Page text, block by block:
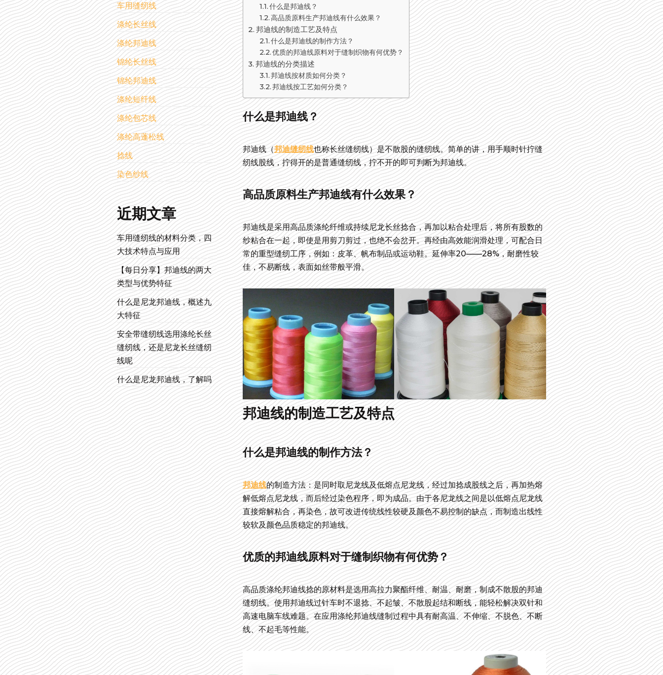
车用缝纫线
涤纶长丝线
涤纶邦迪线
锦纶长丝线
锦纶邦迪线
涤纶短纤线
涤纶包芯线
涤纶高蓬松线
捻线
染色纱线
近期文章
车用缝纫线的材料分类，四
大技术特点与应用
【每日分享】邦迪线的两大
类型与优势特征
什么是尼龙邦迪线，概述九
大特征
安全带缝纫线选用涤纶长丝
缝纫线，还是尼龙长丝缝纫
线呢
什么是尼龙邦迪线，了解吗
什么是邦迪线？
高品质原料生产邦迪线有什么效果？
邦迪线的制造工艺及特点
什么是邦迪线的制作方法？
优质的邦迪线原料对于缝制织物有何优势？
邦迪线的分类描述
邦迪线按材质如何分类？
邦迪线按工艺如何分类？
什么是邦迪线？
邦迪线（邦迪缝纫线也称长丝缝纫线）是不散股的缝纫线。简单的讲，用手顺时针拧缝
纫线股线，拧得开的是普通缝纫线，拧不开的即可判断为邦迪线。
高品质原料生产邦迪线有什么效果？
邦迪线是采用高品质涤纶纤维或持续尼龙长丝捻合，再加以粘合处理后，将所有股数的
纱粘合在一起，即使是用剪刀剪过，也绝不会岔开。再经由高效能润滑处理，可配合日
常的重型缝纫工序，例如：皮革、帆布制品或运动鞋。延伸率20——28%，耐磨性较
佳，不易断线，表面如丝带般平滑。
邦迪线的制造工艺及特点
什么是邦迪线的制作方法？
邦迪线的制造方法：是同时取尼龙线及低熔点尼龙线，经过加捻成股线之后，再加热熔
解低熔点尼龙线，而后经过染色程序，即为成品。由于各尼龙线之间是以低熔点尼龙线
直接熔解粘合，再染色，故可改进传统线性较硬及颜色不易控制的缺点，而制造出线性
较软及颜色品质稳定的邦迪线。
优质的邦迪线原料对于缝制织物有何优势？
高品质涤纶邦迪线捻的原材料是选用高拉力聚酯纤维、耐温、耐磨，制成不散股的邦迪
缝纫线。使用邦迪线过针车时不退捻、不起皱、不散股起结和断线，能轻松解决双针和
高速电脑车线难题。在应用涤纶邦迪线缝制过程中具有耐高温、不伸缩、不脱色、不断
线、不起毛等性能。